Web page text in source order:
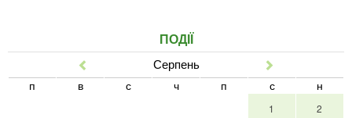
вдалося
це
зробити?
ПОДІЇ
Серпень
п в с ч п с н
1 2